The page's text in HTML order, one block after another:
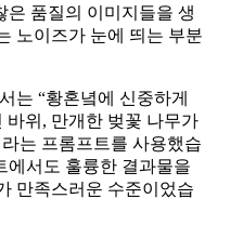
은 품질의 이미지들을 생
노이즈가 눈에 띄는 부분
는 “황혼녘에 신중하게
바위, 만개한 벚꽃 나무가
는 프롬프트를 사용했습
에서도 훌륭한 결과물을
만족스러운 수준이었습